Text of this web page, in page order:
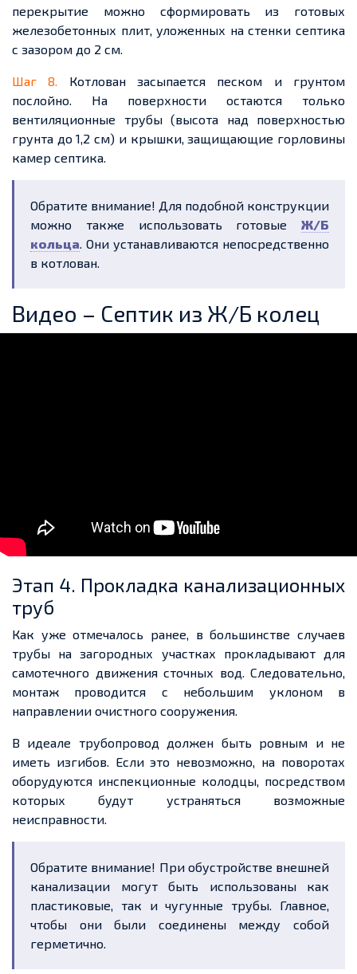
перекрытие можно сформировать из готовых
железобетонных плит, уложенных на стенки септика
с зазором до 2 см.
Шаг 8. Котлован засыпается песком и грунтом
послойно. На поверхности остаются только
вентиляционные трубы (высота над поверхностью
грунта до 1,2 см) и крышки, защищающие горловины
камер септика.
Обратите внимание! Для подобной конструкции
можно также использовать готовые Ж/Б
кольца. Они устанавливаются непосредственно
в котлован.
Видео – Септик из Ж/Б колец
Этап 4. Прокладка канализационных
труб
Как уже отмечалось ранее, в большинстве случаев
трубы на загородных участках прокладывают для
самотечного движения сточных вод. Следовательно,
монтаж проводится с небольшим уклоном в
направлении очистного сооружения.
В идеале трубопровод должен быть ровным и не
иметь изгибов. Если это невозможно, на поворотах
оборудуются инспекционные колодцы, посредством
которых будут устраняться возможные
неисправности.
Обратите внимание! При обустройстве внешней
канализации могут быть использованы как
пластиковые, так и чугунные трубы. Главное,
чтобы они были соединены между собой
герметично.